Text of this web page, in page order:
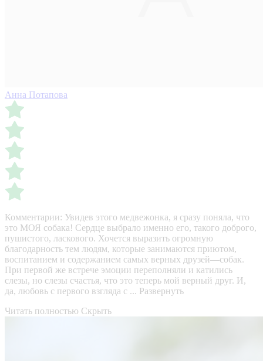
Анна Потапова
Комментарии: Увидев этого медвежонка, я сразу поняла, что
это МОЯ собака! Сердце выбрало именно его, такого доброго,
пушистого, ласкового. Хочется выразить огромную
благодарность тем людям, которые занимаются приютом,
воспитанием и содержанием самых верных друзей—собак.
При первой же встрече эмоции переполняли и катились
слезы, но слезы счастья, что это теперь мой верный друг. И,
да, любовь с первого взгляда с ... Развернуть
Читать полностью Скрыть